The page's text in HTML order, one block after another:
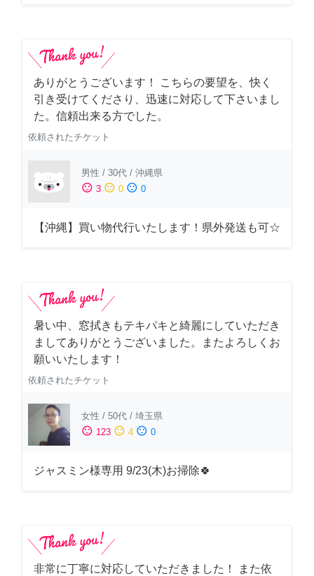
ありがとうございます！ こちらの要望を、快く
引き受けてくださり、迅速に対応して下さいまし
た。信頼出来る方でした。
依頼されたチケット
男性 / 30代 / 沖縄県
sentiment_satisfied 3 sentiment_neutral 0 sentiment_dissatisfied 0
【沖縄】買い物代行いたします！県外発送も可☆
暑い中、窓拭きもテキパキと綺麗にしていただき
ましてありがとうございました。またよろしくお
願いいたします！
依頼されたチケット
女性 / 50代 / 埼玉県
sentiment_satisfied 123 sentiment_neutral 4 sentiment_dissatisfied 0
ジャスミン様専用 9/23(木)お掃除🍀
非常に丁寧に対応していただきました！ また依